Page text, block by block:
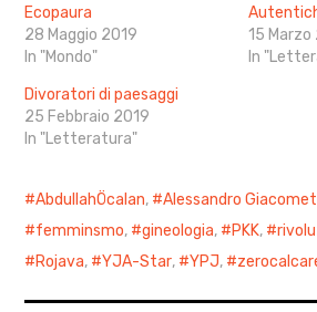
Ecopaura
28 Maggio 2019
In "Mondo"
15 Marzo
In
Divoratori di paesaggi
25 Febbraio 2019
In "Letteratura"
AbdullahÖcalan, Alessandro
femminsmo, gineologia, PKK,
Rojava, YJA-Star, YPJ,